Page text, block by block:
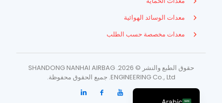
معدات الوسائد الهوائية
معدات مخصصة حسب الطلب
حقوق الطبع والنشر © 2026. SHANDONG NANHAI AIRBAG
ENGINEERING Co., Ltd. جميع الحقوق محفوظة.
Spanish
Russian
French
Indonesian